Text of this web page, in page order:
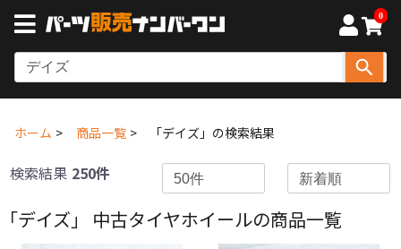
0
ホーム 商品一覧 「デイズ」の検索結果
検索結果 250件
「デイズ」 中古タイヤホイールの商品一覧